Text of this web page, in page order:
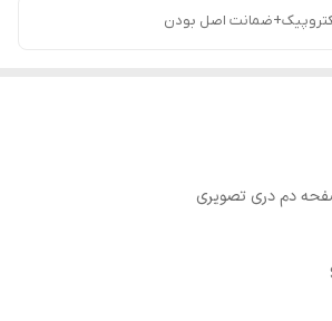
دم دری تصویری